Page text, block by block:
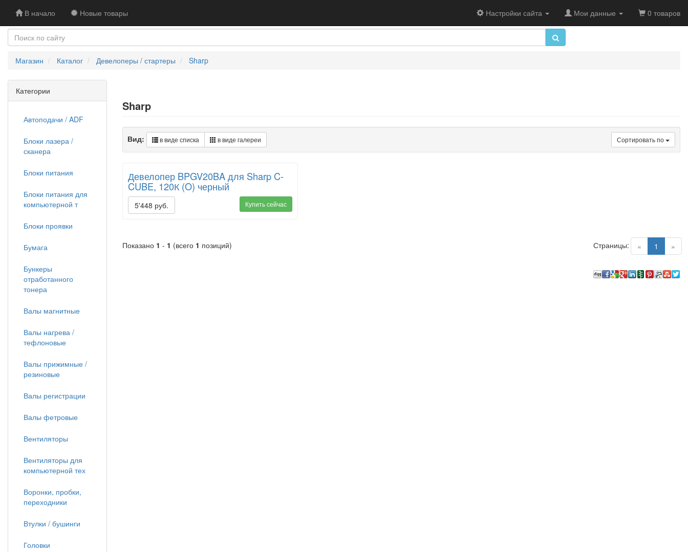
В начало Новые товары Настройки сайта Мои данные 0 товаров
Магазин Каталог Девелоперы / стартеры Sharp
Sharp
Сортировать по
Вид: в виде списка в виде галереи
Девелопер BPGV20BA для Sharp C-
CUBE, 120К (O) черный
5'448 руб. Купить сейчас
Показано 1 - 1 (всего 1 позиций) « 1 (current)
»
Страницы:
Категории
Автоподачи / ADF
Блоки лазера /
сканера
Блоки питания
Блоки питания для
компьютерной т
Блоки проявки
Бумага
Бункеры
отработанного
тонера
Валы магнитные
Валы нагрева /
тефлоновые
Валы прижимные /
резиновые
Валы регистрации
Валы фетровые
Вентиляторы
Вентиляторы для
компьютерной тех
Воронки, пробки,
переходники
Втулки / бушинги
Головки